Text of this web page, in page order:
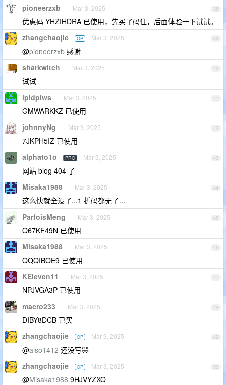
38
pioneerzxb Mar 3, 2025
优惠码 YHZIHDRA 已使用，先买了码住，后面体验一下试试。
39
zhangchaojie OP Mar 3, 2025
@pioneerzxb 感谢
40
sharkwitch Mar 3, 2025
试试
41
lpldplws Mar 3, 2025
GMWARKKZ 已使用
42
johnnyNg Mar 3, 2025
7JKPH5IZ 已使用
43
alphato1o PRO Mar 3, 2025
网站 blog 404 了
44
Misaka1988 Mar 3, 2025
这么快就全没了...1 折码都无了...
45
ParfoisMeng Mar 3, 2025
Q67KF49N 已使用
46
Misaka1988 Mar 3, 2025
QQQIBOE9 已使用
47
KEleven11 Mar 3, 2025
NPJVGA3P 已使用
48
macro233 Mar 3, 2025
DIBY8DCB 已买
49
zhangchaojie OP Mar 3, 2025
@also1412 还没写🤣
50
zhangchaojie OP Mar 3, 2025
@Misaka1988 9HJVYZXQ